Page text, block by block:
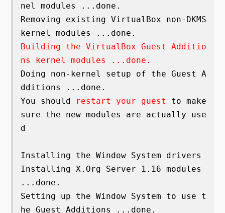
nel modules ...done.
Removing existing VirtualBox non-DKMS
Building the VirtualBox Guest Additio
ns kernel modules ...done.
Doing non-kernel setup of the Guest A
dditions ...done.
You should restart your guest to make
sure the new modules are actually use
d
Installing the Window System drivers
Installing X.Org Server 1.16 modules
...done.
Setting up the Window System to use t
he Guest Additions ...done.